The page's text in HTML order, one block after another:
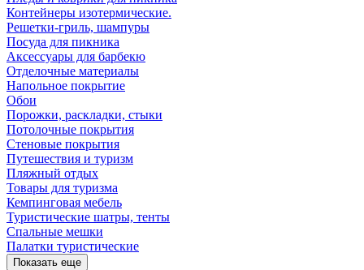
Контейнеры изотермические.
Решетки-гриль, шампуры
Посуда для пикника
Аксессуары для барбекю
Отделочные материалы
Напольное покрытие
Обои
Порожки, раскладки, стыки
Потолочные покрытия
Стеновые покрытия
Путешествия и туризм
Пляжный отдых
Товары для туризма
Кемпинговая мебель
Туристические шатры, тенты
Спальные мешки
Палатки туристические
Показать еще